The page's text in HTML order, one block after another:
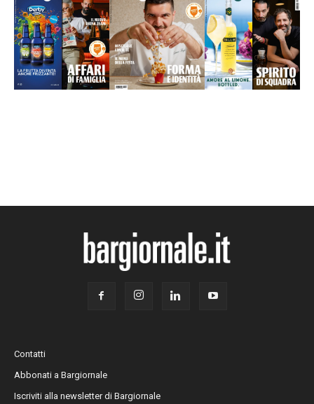
Contatti
Abbonati a Bargiornale
Iscriviti alla newsletter di Bargiornale